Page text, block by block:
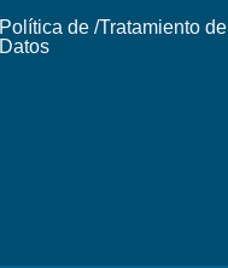
Política de /Tratamiento de
Datos